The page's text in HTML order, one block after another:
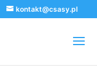
kontakt@csasy.pl